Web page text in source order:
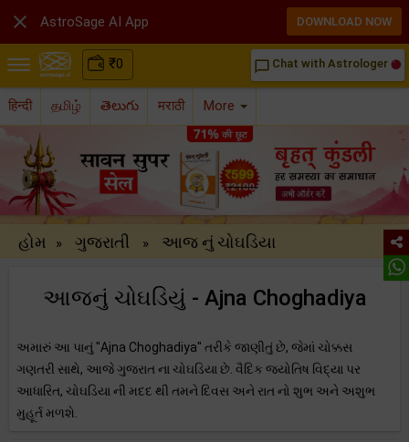
₹0 chat_bubble_outline Chat with Astrologer
हिन्दी தமிழ் తెలుగు मराठी More
હોમ » ગુજરાતી » આજ નું ચોઘડિયા
આજનું ચોઘડિયું - Ajna Choghadiya
અમારું આ પાનું "Ajna Choghadiya" તરીકે જાણીતું છે, જેમાં ચોક્કસ
ગણતરી સાથે, આજે ગુજરાત ના ચોઘડિયા છે. વૈદિક જ્યોતિષ વિદ્યા પર
આધારિત, ચોઘડિયા ની મદદ થી તમને દિવસ અને રાત નો શુભ અને અશુભ
મુહૂર્ત મળશે.
 AstroSage AI App DOWNLOAD NOW